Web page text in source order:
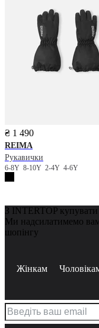
₴ 1 490
REIMA
Рукавички
6-8Y 8-10Y 2-4Y 4-6Y
З INTERTOP купувати
Ми надсилатимемо вам
шопінгу
Жінкам